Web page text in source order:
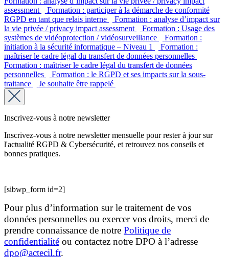
assessment
Formation : participer à la démarche de conformité
RGPD en tant que relais interne
Formation : analyse d’impact sur
la vie privée / privacy impact assessment
Formation : Usage des
systèmes de vidéoprotection / vidéosurveillance
Formation :
initiation à la sécurité informatique – Niveau 1
Formation :
maîtriser le cadre légal du transfert de données personnelles
Formation : maîtriser le cadre légal du transfert de données
personnelles
Formation : le RGPD et ses impacts sur la sous-
traitance
Je souhaite être rappelé
Inscrivez-vous à notre newsletter
Inscrivez-vous à notre newsletter mensuelle pour rester à jour sur
l'actualité RGPD & Cybersécurité, et retrouvez nos conseils et
bonnes pratiques.
[sibwp_form id=2]
Pour plus d’information sur le traitement de vos
données personnelles ou exercer vos droits, merci de
prendre connaissance de notre Politique de
confidentialité ou contactez notre DPO à l’adresse
dpo@actecil.fr.